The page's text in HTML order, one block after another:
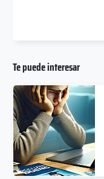
Te puede interesar